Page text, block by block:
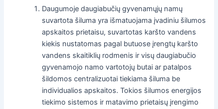
Daugumoje daugiabučių gyvenamųjų namų
suvartota šiluma yra išmatuojama įvadiniu šilumos
apskaitos prietaisu, suvartotas karšto vandens
kiekis nustatomas pagal butuose įrengtų karšto
vandens skaitiklių rodmenis ir visų daugiabučio
gyvenamojo namo vartotojų butai ar patalpos
šildomos centralizuotai tiekiama šiluma be
individualios apskaitos. Tokios šilumos energijos
tiekimo sistemos ir matavimo prietaisų įrengimo